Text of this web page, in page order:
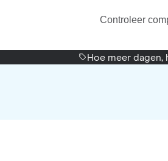
Controleer
Hoe meer dagen,